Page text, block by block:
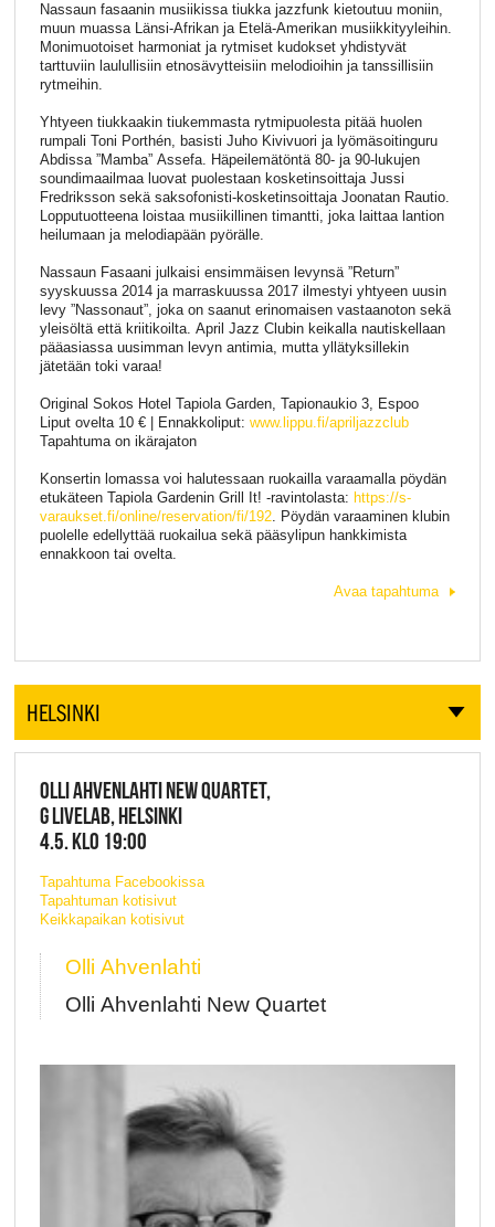
Nassaun fasaanin musiikissa tiukka jazzfunk kietoutuu moniin,
muun muassa Länsi-Afrikan ja Etelä-Amerikan musiikkityyleihin.
Monimuotoiset harmoniat ja rytmiset kudokset yhdistyvät
tarttuviin laulullisiin etnosävytteisiin melodioihin ja tanssillisiin
rytmeihin.
Yhtyeen tiukkaakin tiukemmasta rytmipuolesta pitää huolen
rumpali Toni Porthén, basisti Juho Kivivuori ja lyömäsoitinguru
Abdissa ”Mamba” Assefa. Häpeilemätöntä 80- ja 90-lukujen
soundimaailmaa luovat puolestaan kosketinsoittaja Jussi
Fredriksson sekä saksofonisti-kosketinsoittaja Joonatan Rautio.
Lopputuotteena loistaa musiikillinen timantti, joka laittaa lantion
heilumaan ja melodiapään pyörälle.
Nassaun Fasaani julkaisi ensimmäisen levynsä ”Return”
syyskuussa 2014 ja marraskuussa 2017 ilmestyi yhtyeen uusin
levy ”Nassonaut”, joka on saanut erinomaisen vastaanoton sekä
yleisöltä että kriitikoilta. April Jazz Clubin keikalla nautiskellaan
pääasiassa uusimman levyn antimia, mutta yllätyksillekin
jätetään toki varaa!
Original Sokos Hotel Tapiola Garden, Tapionaukio 3, Espoo
Liput ovelta 10 € | Ennakkoliput: www.lippu.fi/apriljazzclub
Tapahtuma on ikärajaton
Konsertin lomassa voi halutessaan ruokailla varaamalla pöydän
etukäteen Tapiola Gardenin Grill It! -ravintolasta: https://s-
varaukset.fi/online/reservation/fi/192. Pöydän varaaminen klubin
puolelle edellyttää ruokailua sekä pääsylipun hankkimista
ennakkoon tai ovelta.
Avaa tapahtuma
HELSINKI
OLLI AHVENLAHTI NEW QUARTET,
G LIVELAB, HELSINKI
4.5. KLO 19:00
Tapahtuma Facebookissa
Tapahtuman kotisivut
Keikkapaikan kotisivut
Olli Ahvenlahti
Olli Ahvenlahti New Quartet